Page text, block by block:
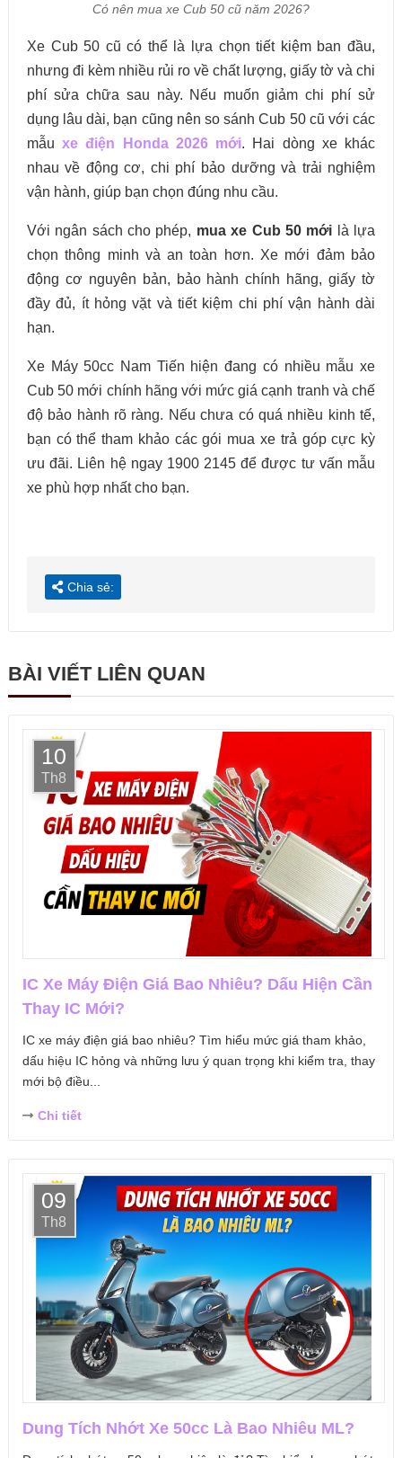
Có nên mua xe Cub 50 cũ năm 2026?
Xe Cub 50 cũ có thể là lựa chọn tiết kiệm ban đầu,
nhưng đi kèm nhiều rủi ro về chất lượng, giấy tờ và chi
phí sửa chữa sau này. Nếu muốn giảm chi phí sử
dụng lâu dài, bạn cũng nên so sánh Cub 50 cũ với các
mẫuxe điện Honda 2026 mới. Hai dòng xe khác
nhau về động cơ, chi phí bảo dưỡng và trải nghiệm
vận hành, giúp bạn chọn đúng nhu cầu.
Với ngân sách cho phép, mua xe Cub 50 mới là lựa
chọn thông minh và an toàn hơn. Xe mới đảm bảo
động cơ nguyên bản, bảo hành chính hãng, giấy tờ
đầy đủ, ít hỏng vặt và tiết kiệm chi phí vận hành dài
hạn.
Xe Máy 50cc Nam Tiến hiện đang có nhiều mẫu xe
Cub 50 mới chính hãng với mức giá cạnh tranh và chế
độ bảo hành rõ ràng. Nếu chưa có quá nhiều kinh tế,
bạn có thể tham khảo các gói mua xe trả góp cực kỳ
ưu đãi. Liên hệ ngay 1900 2145 để được tư vấn mẫu
xe phù hợp nhất cho bạn.
Chia sẻ:
BÀI VIẾT LIÊN QUAN
10
Th8
IC Xe Máy Điện Giá Bao Nhiêu? Dấu Hiện Cần
Thay IC Mới?
IC xe máy điện giá bao nhiêu? Tìm hiểu mức giá tham khảo,
dấu hiệu IC hỏng và những lưu ý quan trọng khi kiểm tra, thay
mới bộ điều...
Chi tiết
09
Th8
Dung Tích Nhớt Xe 50cc Là Bao Nhiêu ML?